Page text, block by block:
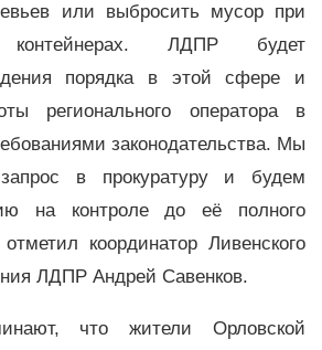
или выбросить мусор при
контейнерах. ЛДПР будет
порядка в этой сфере и
регионального оператора в
законодательства. Мы
в прокуратуру и будем
на контроле до её полного
координатор Ливенского
ЛДПР Андрей Савенков.
что жители Орловской